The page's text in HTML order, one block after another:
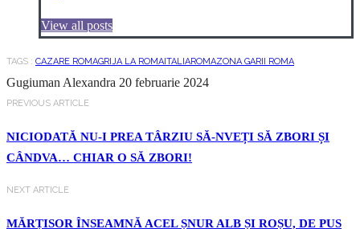
View all posts
TAGS : CAZARE ROMAGRIJA LA ROMAITALIAROMAZONA GARII ROMA
Gugiuman Alexandra 20 februarie 2024
PREVIOUS ARTICLE
NICIODATĂ NU-I PREA TÂRZIU SĂ-NVEȚI SĂ ZBORI ȘI
CÂNDVA… CHIAR O SĂ ZBORI!
NEXT ARTICLE
MĂRȚISOR ÎNSEAMNĂ ACEL ȘNUR ALB ȘI ROȘU, DE PUS